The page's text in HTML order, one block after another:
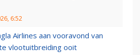
6:52
Airlines aan vooravond van
vlootuitbreiding ooit